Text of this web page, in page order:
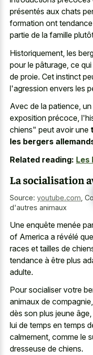
présentés aux chats
formation ont
partie de la famille
Historiquement, les
pour le pâturage, ce
de proie. Cet instinct
l'agression envers les
Avec de la patience,
exposition précoce,
chiens" peut avoir une
les bergers
Related reading: Les
La socialisation
Source: youtube.com
d'autres animaux
Une enquête menée
of America a révélé
races et tailles de
tendance à être plus
adulte.
Pour socialiser votre
animaux de
dès son plus jeune
lui de temps en temps
calmement, comme le
dresseuse de chiens.